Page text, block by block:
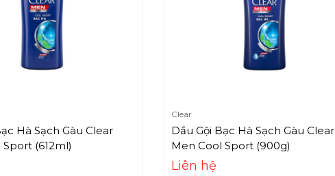
Hà Sạch Gàu Clear
(612ml)
Clear
Dầu Gội Bạc Hà Sạch Gàu Clear
Men Cool Sport (900g)
Liên hệ